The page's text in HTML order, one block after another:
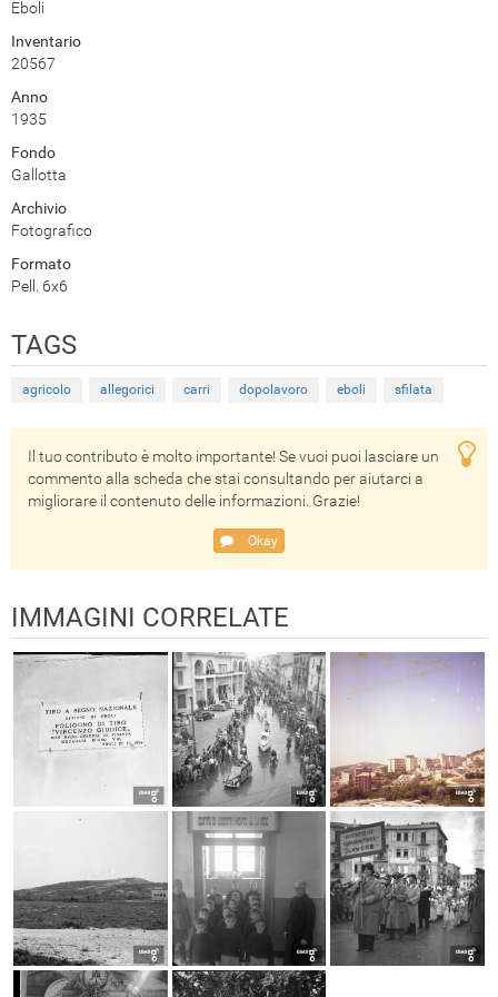
Eboli
Inventario
20567
Anno
1935
Fondo
Gallotta
Archivio
Fotografico
Formato
Pell. 6x6
TAGS
agricolo allegorici carri dopolavoro eboli sfilata
Il tuo contributo è molto importante! Se vuoi puoi lasciare un
commento alla scheda che stai consultando per aiutarci a
migliorare il contenuto delle informazioni. Grazie!
Okay
IMMAGINI CORRELATE